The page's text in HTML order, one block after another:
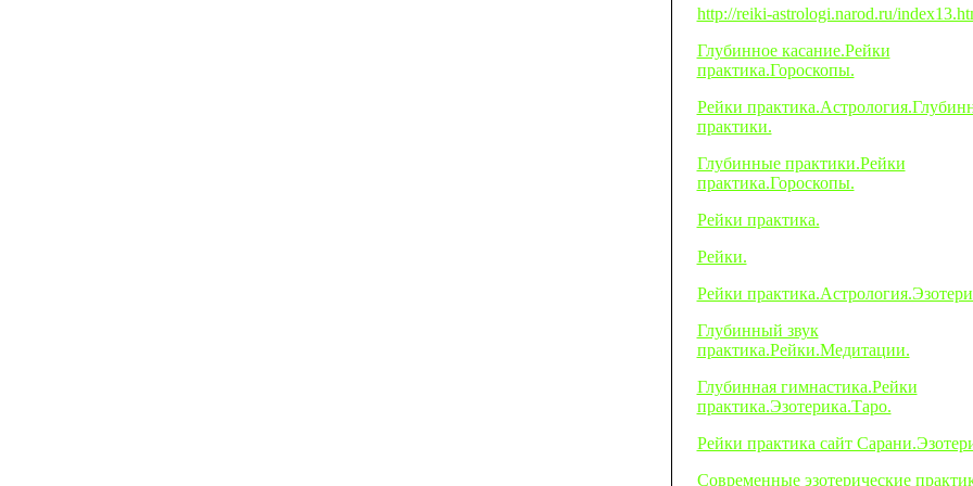
http://reiki-astrologi.narod.ru/
Глубинное касание.Рейки
практика.Гороскопы.
Рейки
практики.
Глубинные практики.Рейки
практика.Гороскопы.
Рейки практика.
Рейки.
Рейки
Глубинный звук
практика.Рейки.Медитации.
Глубинная гимнастика.Рейки
практика.Эзотерика.Таро.
Рейки практика сайт
Современные эзотерические